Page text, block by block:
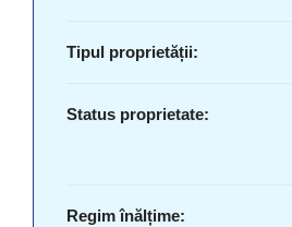
Tipul proprietății:
Status proprietate:
Regim înălțime: